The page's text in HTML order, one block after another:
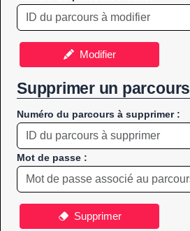
Modifier
Supprimer un parcours
Numéro du parcours à supprimer :
Mot de passe :
Supprimer